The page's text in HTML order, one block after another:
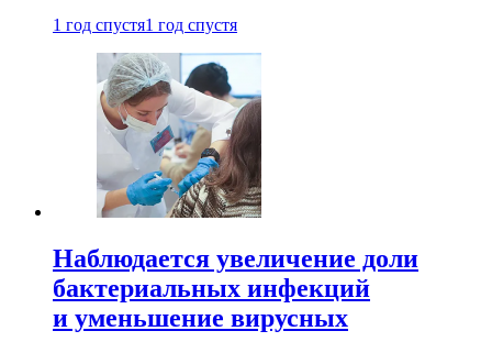
1 год спустя1 год спустя
Наблюдается увеличение доли
бактериальных инфекций
и уменьшение вирусных